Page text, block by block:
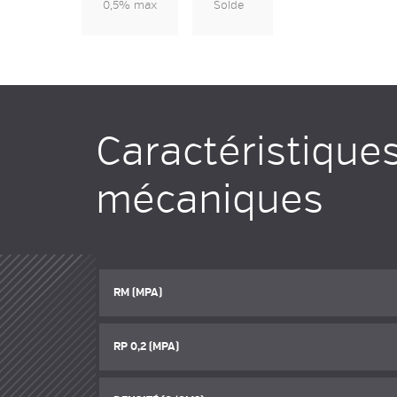
0,5% max
Solde
mécaniques
RM (MPA)
RP 0,2 (MPA)